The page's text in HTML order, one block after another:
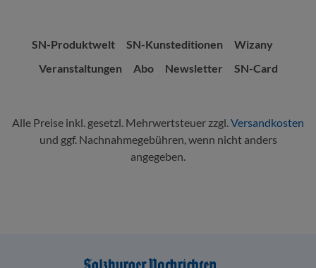
SN-Produktwelt SN-Kunsteditionen
Wizany
Veranstaltungen
Abo Newsletter SN-Card
Alle Preise inkl. gesetzl. Mehrwertsteuer zzgl.Versandkosten
und ggf. Nachnahmegebühren, wenn nicht anders
angegeben.